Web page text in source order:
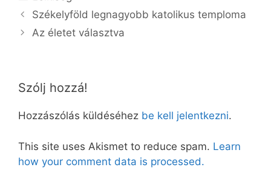
Székelyföld legnagyobb katolikus temploma
Az életet választva
Szólj hozzá!
Hozzászólás küldéséhez be kell jelentkezni.
This site uses Akismet to reduce spam. Learn
how your comment data is processed.